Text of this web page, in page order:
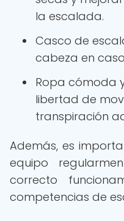
la escalada.
Casco de
cabeza en
Ropa cómoda
libertad de
transpiración
Además, es
equipo
correcto
competencias de